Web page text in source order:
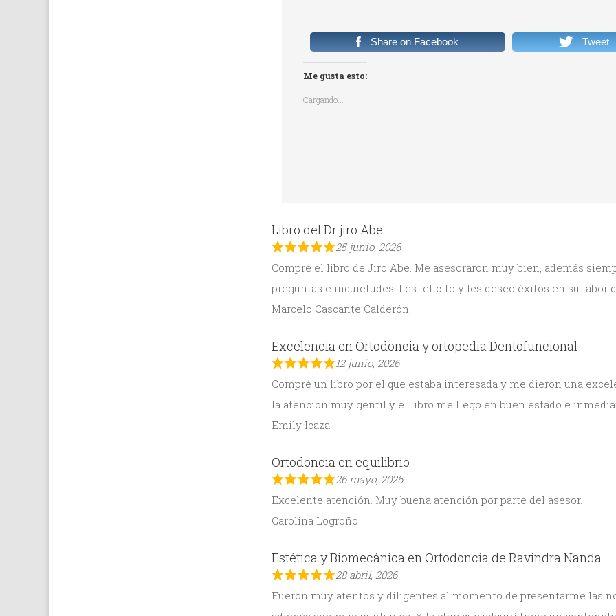
Share on Facebook Tweet
Me gusta esto:
Cargando...
Libro del Dr jiro Abe
25 junio, 2026
Compré el libro de Jiro Abe. Me asesoraron muy bien, además
preguntas e inquietudes. Les felicito y les deseo éxitos en su labor
Marcelo Cascante Calderón
Excelencia en Ortodoncia y ortopedia Dentofuncional
12 junio, 2026
Compré un libro por el que estaba interesada y me dieron una
la atención muy gentil y el libro me llegó en buen estado e
Emily Icaza
Ortodoncia en equilibrio
26 mayo, 2026
Excelente atención. Muy buena atención por parte del asesor.
Carolina Logroño
Estética y Biomecánica en Ortodoncia de Ravindra Nanda
28 abril, 2026
Fueron muy atentos y diligentes al momento de presentarme las